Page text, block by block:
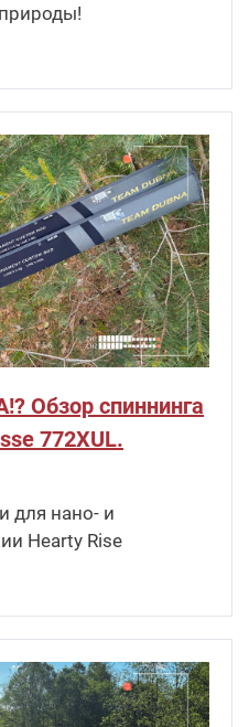
Обзор спиннинга
772XUL.
для нано- и
Hearty Rise